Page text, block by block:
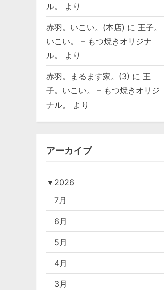
ル。
より
赤羽。いこい。(本店) に 王子。
いこい。 – もつ焼きオリジナ
ル。
より
赤羽。まるます家。(3) に 王
子。いこい。 – もつ焼きオリジ
ナル。
より
アーカイブ
▼ 2026
7月
6月
5月
4月
3月